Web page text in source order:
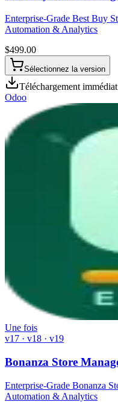
Enterprise-Grade Best Buy
Automation & Analytics
$499.00
Sélectionnez la version
Téléchargement immédiat
Odoo
Une fois
v17 · v18 · v19
Bonanza Store
Enterprise-Grade Bonanza
Automation & Analytics